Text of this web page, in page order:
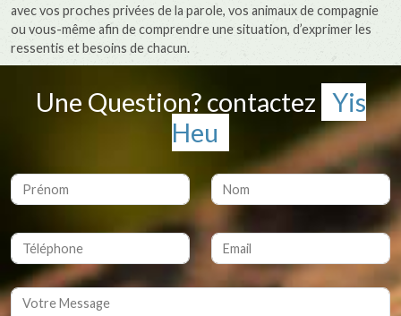
avec vos proches privées de la parole, vos animaux de compagnie
ou vous-même afin de comprendre une situation, d’exprimer les
ressentis et besoins de chacun.
Une Question? contactez Yis
Heu